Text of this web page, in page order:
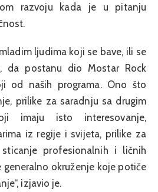
razvoju kada je u pitanju
ljudima koji se bave, ili se
da postanu dio Mostar Rock
od naših programa. Ono što
prilike za saradnju sa drugim
imaju isto interesovanje,
iz regije i svijeta, prilike za
sticanje profesionalnih i ličnih
generalno okruženje koje potiče
izjavio je.